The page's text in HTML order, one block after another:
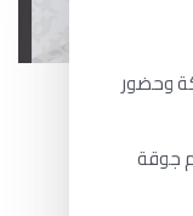
وحضور
جوقة